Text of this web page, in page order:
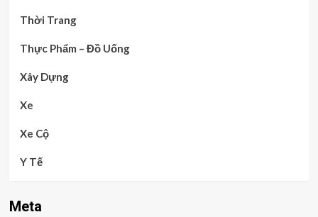
Thời Trang
Thực Phẩm – Đồ Uống
Xây Dựng
Xe
Xe Cộ
Y Tế
Meta